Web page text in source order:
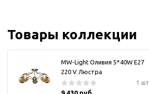
Товары коллекции
MW-Light Оливия 5*40W E27
220 V Люстра
1 шт